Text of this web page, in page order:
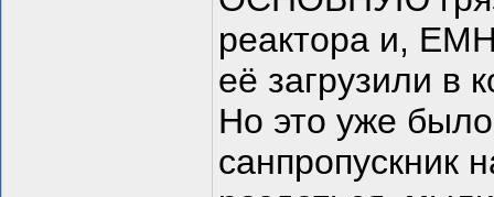
реактора и,
её загрузили в
Но это уже
санпропускник